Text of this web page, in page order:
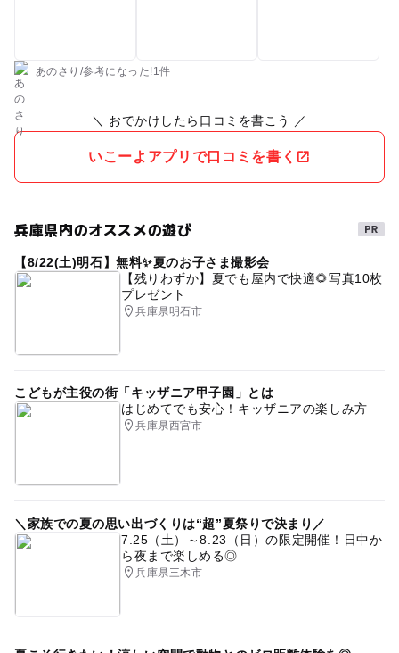
あのさり /参考に なった!1件
＼ おでかけしたら口コミを書こう ／
いこーよアプリで口コミを書く
兵庫県内のオススメの遊び
【8/22(土)明石】無料✨夏のお子さま撮影会
【残りわずか】夏でも屋内で快適🌻写真10枚
プレゼント
兵庫県明石市
こどもが主役の街「キッザニア甲子園」とは
はじめてでも安心！キッザニアの楽しみ方
兵庫県西宮市
＼家族での夏の思い出づくりは“超”夏祭りで決まり／
7.25（土）～8.23（日）の限定開催！日中か
ら夜まで楽しめる◎
兵庫県三木市